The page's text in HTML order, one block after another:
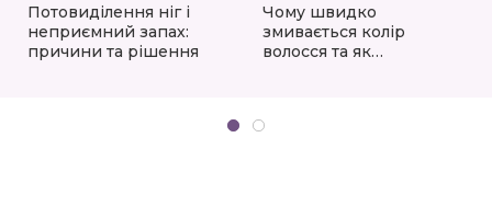
Потовиділення ніг і
неприємний запах:
причини та рішення
Чому швидко
змивається колір
волосся та як
для бездоганного